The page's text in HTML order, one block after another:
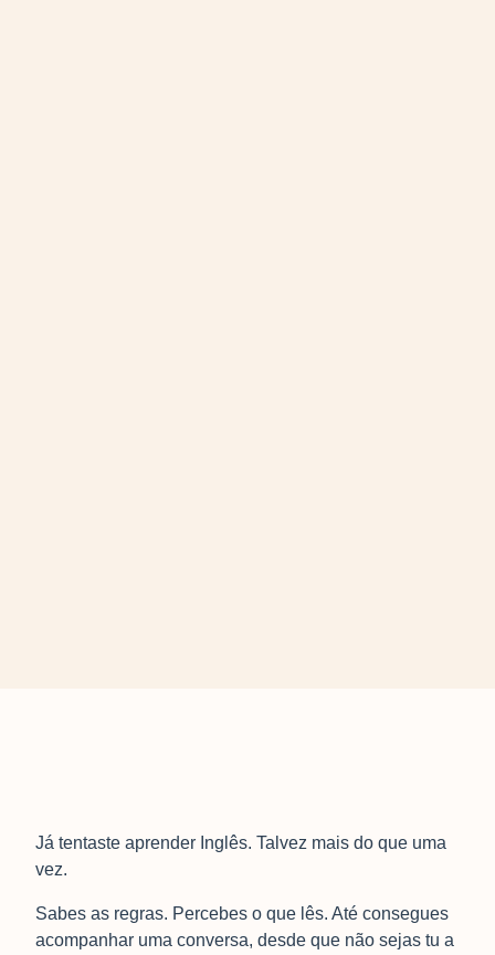
Já tentaste aprender Inglês. Talvez mais do que uma
vez.
Sabes as regras. Percebes o que lês. Até consegues
acompanhar uma conversa, desde que não sejas tu a